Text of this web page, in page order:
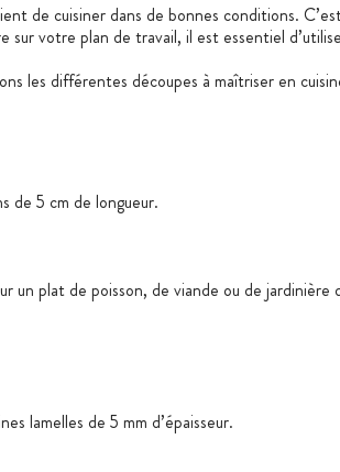
de cuisiner dans de bonnes conditions.
votre plan de travail, il est essentiel
les différentes découpes à maîtriser en
de 5 cm de longueur.
un plat de poisson, de viande ou de jardinière
lamelles de 5 mm d’épaisseur.